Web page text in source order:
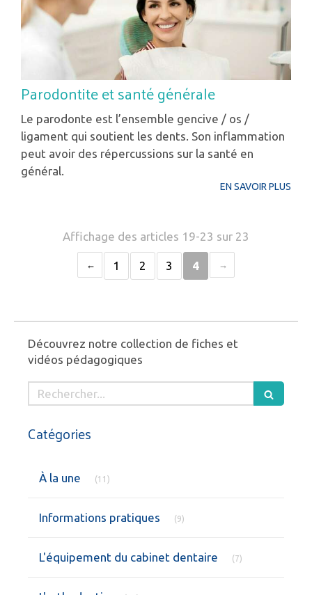
Parodontite et santé générale
Le parodonte est l’ensemble gencive / os /
ligament qui soutient les dents. Son inflammation
peut avoir des répercussions sur la santé en
général.
EN SAVOIR PLUS
Affichage des articles 19-23 sur 23
1 2 3 4
Découvrez notre collection de fiches et
vidéos pédagogiques
Rechercher
Catégories
À la une (11)
Informations pratiques (9)
L'équipement du cabinet dentaire (7)